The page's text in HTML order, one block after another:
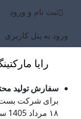
ثبت نام و ورود
ورود به پنل کاربری
رایا
سفارش تولید
برای شرکت بست
۱۸ مرداد 1405 ساعت ۱۵:۵۰:۱۹